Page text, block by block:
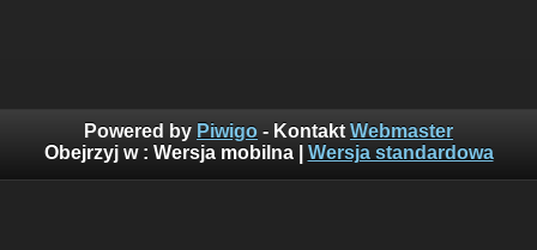
Powered by Piwigo - Kontakt Webmaster
Obejrzyj w : Wersja mobilna| Wersja standardowa